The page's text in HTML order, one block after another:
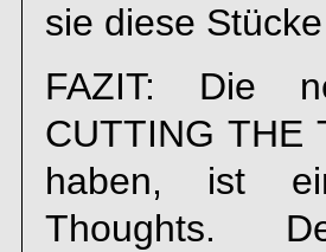
sie diese
FAZIT: Die
CUTTING THE
haben, ist
Thoughts.